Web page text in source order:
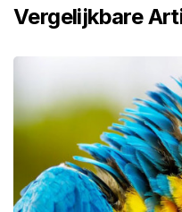
Vergelijkbare